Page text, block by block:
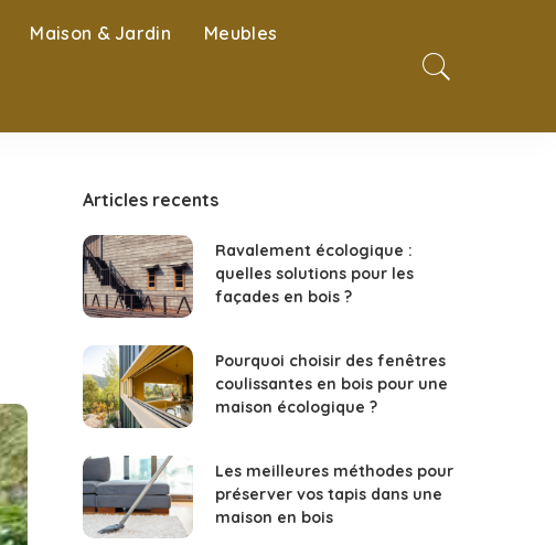
Maison & Jardin Meubles
Articles recents
Ravalement écologique :
quelles solutions pour les
façades en bois ?
Pourquoi choisir des fenêtres
coulissantes en bois pour une
maison écologique ?
Les meilleures méthodes pour
préserver vos tapis dans une
maison en bois